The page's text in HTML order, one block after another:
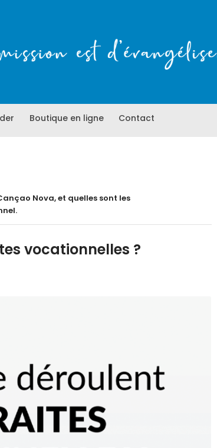
Boutique en ligne Contact
COMMUNAUTÉ CN
Notre mission est d'évangéliser !
Qui sommes-nous
Nos activités
Boutique en ligne
Nova, et quelles sont les
vocationnelles ?